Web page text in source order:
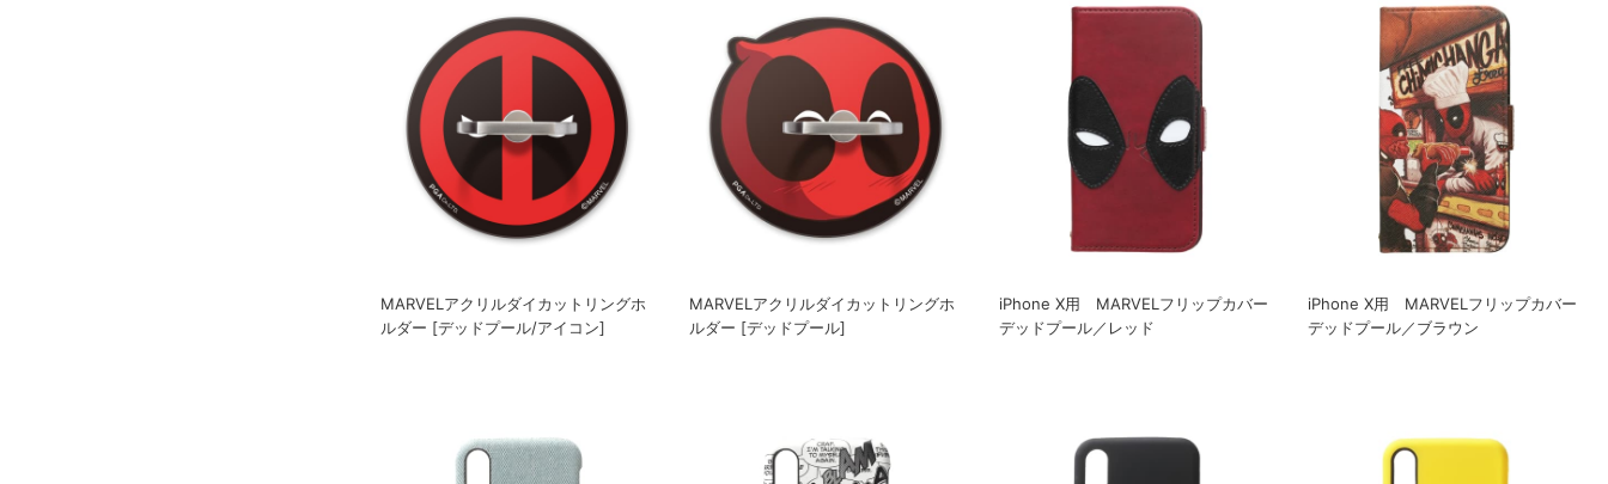
MARVELアクリルダイカットリングホ
ルダー [デッドプール/アイコン]
MARVELアクリルダイカットリングホ
ルダー [デッドプール]
iPhone X用 MARVELフリップカバー
デッドプール／レッド
iPhone X用 MARVELフリップカバー
デッドプール／ブラウン